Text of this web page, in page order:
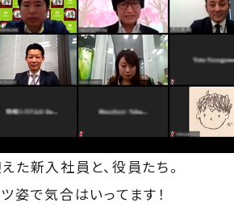
た新入社員と、役員たち。
姿で気合はいってます！